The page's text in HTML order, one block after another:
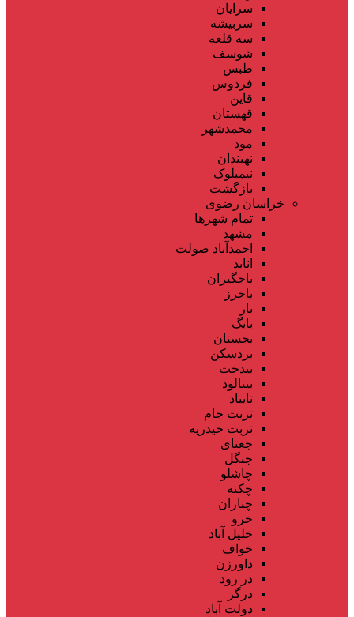
سرایان
سربیشه
سه قلعه
شوسف
طبس
فردوس
قاین
قهستان
محمدشهر
مود
نهبندان
نیمبلوک
بازگشت
خراسان رضوی
تمام شهر‌ها
مشهد
احمدآباد صولت
انابد
باجگیران
باخرز
بار
بایگ
بجستان
بردسکن
بیدخت
بینالود
تایباد
تربت جام
تربت حیدریه
جغتای
جنگل
چاشلو
چکنه
چناران
خرو
خلیل آباد
خواف
داورزن
در رود
درگز
دولت آباد